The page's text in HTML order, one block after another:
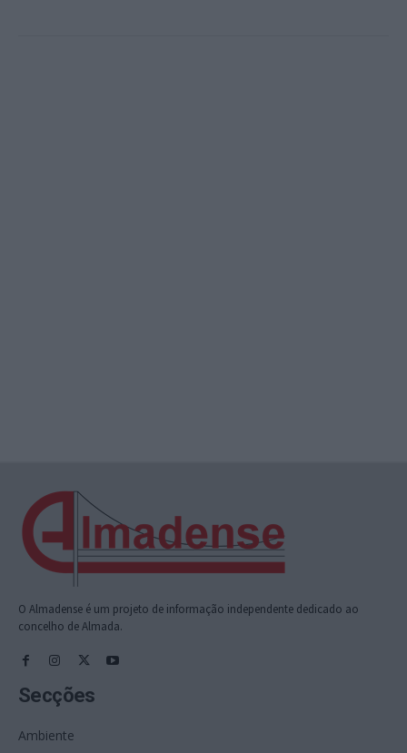
O Almadense é um projeto de informação independente dedicado ao
concelho de Almada.
Secções
Ambiente